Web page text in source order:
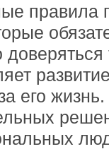
правила
его